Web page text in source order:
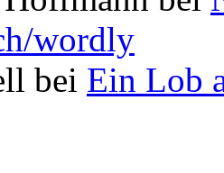
wordly
bei Ein Lob